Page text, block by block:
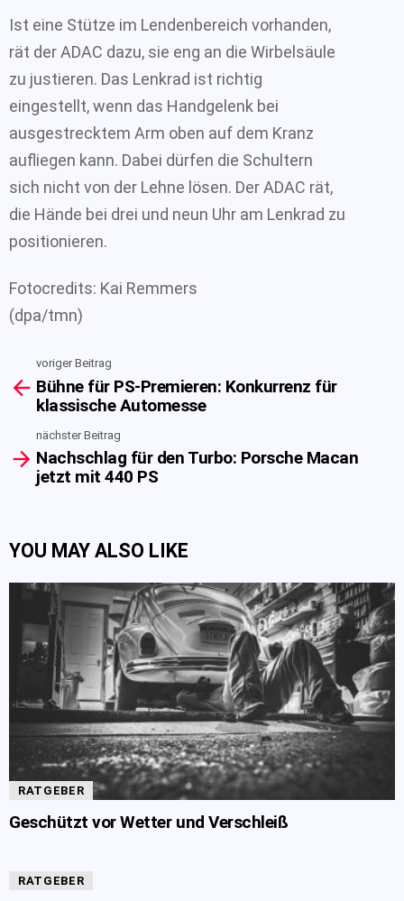
Ist eine Stütze im Lendenbereich vorhanden,
rät der ADAC dazu, sie eng an die Wirbelsäule
zu justieren. Das Lenkrad ist richtig
eingestellt, wenn das Handgelenk bei
ausgestrecktem Arm oben auf dem Kranz
aufliegen kann. Dabei dürfen die Schultern
sich nicht von der Lehne lösen. Der ADAC rät,
die Hände bei drei und neun Uhr am Lenkrad zu
positionieren.
Fotocredits: Kai Remmers
(dpa/tmn)
more
voriger Beitrag
Bühne für PS-Premieren: Konkurrenz für
klassische Automesse
nächster Beitrag
Nachschlag für den Turbo: Porsche Macan
jetzt mit 440 PS
YOU MAY ALSO LIKE
RATGEBER
Geschützt vor Wetter und Verschleiß
RATGEBER